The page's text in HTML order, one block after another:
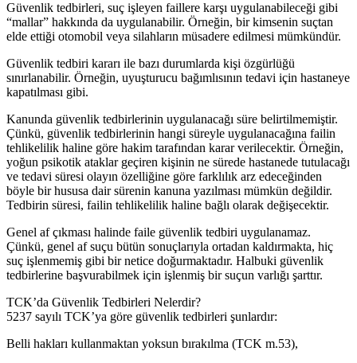
Güvenlik tedbirleri, suç işleyen faillere karşı uygulanabileceği gibi
“mallar” hakkında da uygulanabilir. Örneğin, bir kimsenin suçtan
elde ettiği otomobil veya silahların müsadere edilmesi mümkündür.
Güvenlik tedbiri kararı ile bazı durumlarda kişi özgürlüğü
sınırlanabilir. Örneğin, uyuşturucu bağımlısının tedavi için hastaneye
kapatılması gibi.
Kanunda güvenlik tedbirlerinin uygulanacağı süre belirtilmemiştir.
Çünkü, güvenlik tedbirlerinin hangi süreyle uygulanacağına failin
tehlikelilik haline göre hakim tarafından karar verilecektir. Örneğin,
yoğun psikotik ataklar geçiren kişinin ne sürede hastanede tutulacağı
ve tedavi süresi olayın özelliğine göre farklılık arz edeceğinden
böyle bir hususa dair sürenin kanuna yazılması mümkün değildir.
Tedbirin süresi, failin tehlikelilik haline bağlı olarak değişecektir.
Genel af çıkması halinde faile güvenlik tedbiri uygulanamaz.
Çünkü, genel af suçu bütün sonuçlarıyla ortadan kaldırmakta, hiç
suç işlenmemiş gibi bir netice doğurmaktadır. Halbuki güvenlik
tedbirlerine başvurabilmek için işlenmiş bir suçun varlığı şarttır.
TCK’da Güvenlik Tedbirleri Nelerdir?
5237 sayılı TCK’ya göre güvenlik tedbirleri şunlardır:
Belli hakları kullanmaktan yoksun bırakılma (TCK m.53),